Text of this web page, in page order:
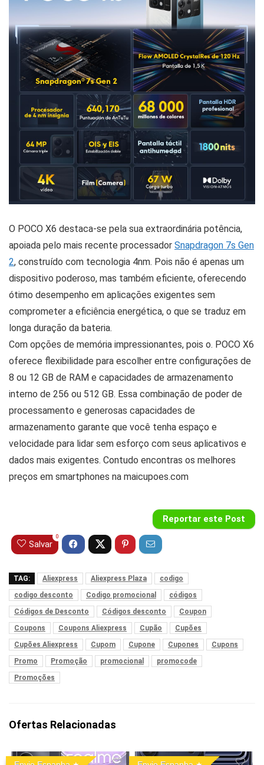
O POCO X6 destaca-se pela sua extraordinária potência,
apoiada pelo mais recente processador Snapdragon 7s Gen
2, construído com tecnologia 4nm. Pois não é apenas um
dispositivo poderoso, mas também eficiente, oferecendo
ótimo desempenho em aplicações exigentes sem
comprometer a eficiência energética, o que se traduz em
longa duração da bateria.
Com opções de memória impressionantes, pois o. POCO X6
oferece flexibilidade para escolher entre configurações de
8 ou 12 GB de RAM e capacidades de armazenamento
interno de 256 ou 512 GB. Essa combinação de poder de
processamento e generosas capacidades de
armazenamento garante que você tenha espaço e
velocidade para lidar sem esforço com seus aplicativos e
dados mais exigentes. Contudo encontras os melhores
preços em smartphones na maicupoes.com
Reportar este Post
Salvar
0
TAG: Aliexpress Aliexpress Plaza
codigo
codigo desconto
Codigo promocional
códigos
Códigos de Desconto
Códigos desconto
Coupon
Coupons
Coupons Aliexpress Cupão
Cupões
Cupões Aliexpress
Cupom Cupone Cupones
Cupons
Promo
Promoção promocional
promocode
Promoções
Ofertas Relacionadas